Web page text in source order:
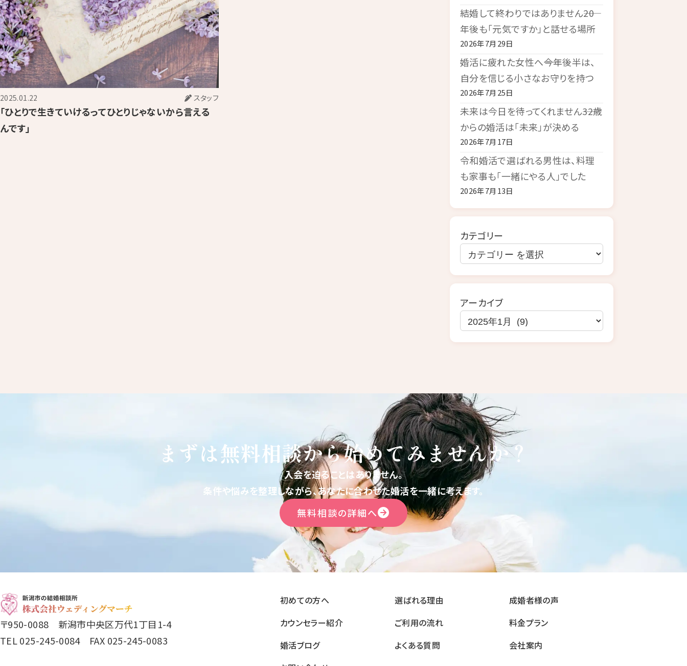
2025.01.22 スタッフ
「ひとりで生きていけるってひとりじゃないから言える
んです」
結婚して終わりではありません――20
年後も「元気ですか」と話せる場所
2026年7月29日
婚活に疲れた女性へ――今年後半は、
自分を信じる小さなお守りを持つ
2026年7月25日
未来は今日を待ってくれません――32歳
からの婚活は「未来」が決める
2026年7月17日
令和婚活で選ばれる男性は、料理
も家事も「一緒にやる人」でした
2026年7月13日
カテゴリー
アーカイブ
まずは無料相談から始めてみませんか？
入会を迫ることはありません。
条件や悩みを整理しながら、あなたに合わせた婚活を一緒に考えます。
無料相談の詳細へ
〒950-0088 新潟市中央区万代1丁目1-4
TEL 025-245-0084 FAX 025-245-0083
初めての方へ 選ばれる理由
成婚者様の声
カウンセラー紹介
ご利用の流れ
料金プラン
婚活ブログ
よくある質問
会社案内